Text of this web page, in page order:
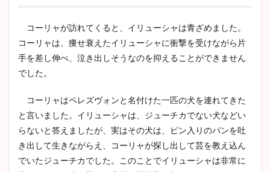
コーリャが訪れてくると、イリューシャは青ざめました。
コーリャは、痩せ衰えたイリューシャに衝撃を受けながら片
手を差し伸べ、泣き出しそうなのを抑えることができません
でした。
コーリャはペレズヴォンと名付けた一匹の犬を連れてきた
と言いました。イリューシャは、ジューチカでない犬などい
らないと答えましたが、実はその犬は、ピン入りのパンを吐
き出して生きながらえ、コーリャが探し出して芸を教え込ん
でいたジューチカでした。このことでイリューシャは非常に